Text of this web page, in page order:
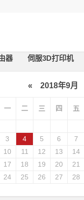
器 伺服3D打印机
« 2018年9月
一 二 三 四 五
3
4 5 6 7
10
11 12 13 14
17
18 19 20 21
24
25 26 27 28